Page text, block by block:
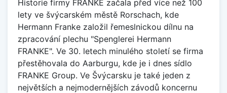
Historie firmy FRANKE začala před více než 100
lety ve švýcarském městě Rorschach, kde
Hermann Franke založil řemeslnickou dílnu na
zpracování plechu "Spenglerei Hermann
FRANKE". Ve 30. letech minulého století se firma
přestěhovala do Aarburgu, kde je i dnes sídlo
FRANKE Group. Ve Švýcarsku je také jeden z
největších a nejmodernějších závodů koncernu